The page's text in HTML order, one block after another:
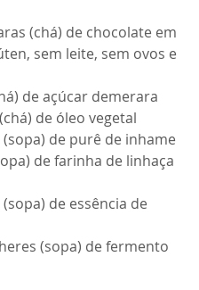
(chá) de chocolate em
sem leite, sem ovos e
de açúcar demerara
de óleo vegetal
de purê de inhame
de farinha de linhaça
de essência de
(sopa) de fermento